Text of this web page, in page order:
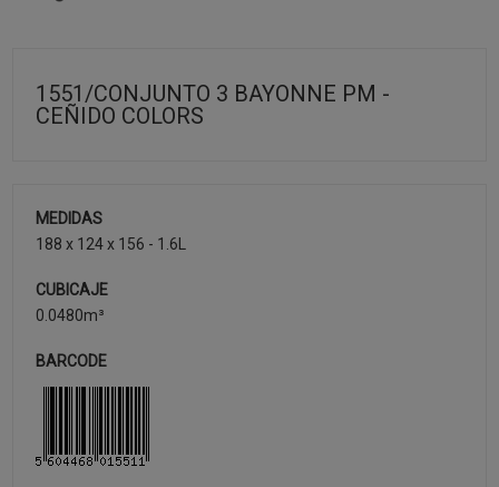
1551/CONJUNTO 3 BAYONNE PM -
CEÑIDO COLORS
MEDIDAS
188 x 124 x 156 - 1.6L
CUBICAJE
0.0480m³
BARCODE